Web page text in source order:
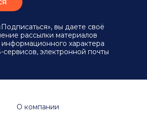
вы даете своё
рассылки материалов
характера
сервисов, электронной почты
О компании